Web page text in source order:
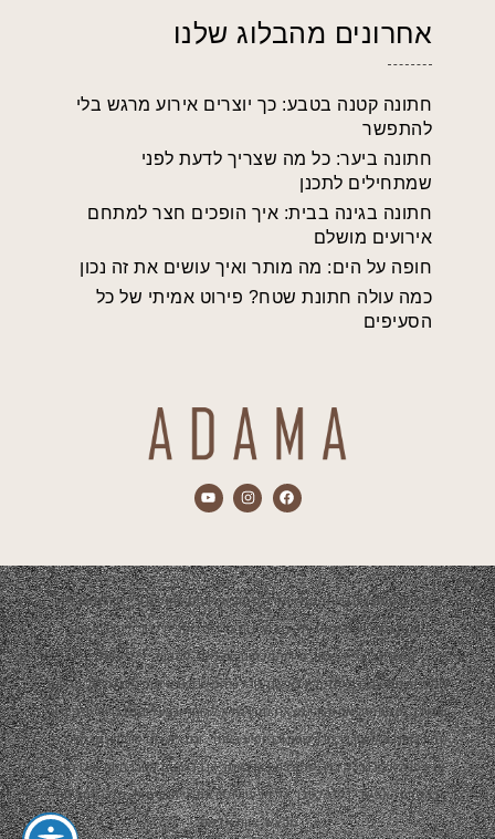
אחרונים מהבלוג שלנו
חתונה קטנה בטבע: כך יוצרים אירוע מרגש בלי
להתפשר
חתונה ביער: כל מה שצריך לדעת לפני
שמתחילים לתכנן
חתונה בגינה בבית: איך הופכים חצר למתחם
אירועים מושלם
חופה על הים: מה מותר ואיך עושים את זה נכון
כמה עולה חתונת שטח? פירוט אמיתי של כל
הסעיפים
התכנים המוצגים באתר הם אך ורק מתוך אירועים שהופקו ע"י חברת אדמה.
הפקת האירועים תמיד תהיה בשיתוף צדדים נוספים כגון: ריהוט, עיצוב,
קייטרינג, נכסי שטח, סידור פרחים, צלמים, להקות, די ג'יי ועוד…
התכנים המוצגים באתר יהיו באישור קבלני המשנה ובשיתוף פעולה של פרסום
ועבודה משותפת. אם והיה ומצאת תוכן שלא לרוחך ובבעלותך זכויות יוצרים או
קניין רוחני ו/או אין ברצונך שהתוכן יופיע באתר, וגם לא כפרסום חינמי מצידנו,
אנא פנה אלינו בכל דרך שמוצגת כאן באתר או ברשתות החברתיות ואנו נענה
בהקדם האפשרי בכדי לסדר את הבעיה ו/או את אי הנעימות, תודה וסליחה
מראש, צוות אדמה.